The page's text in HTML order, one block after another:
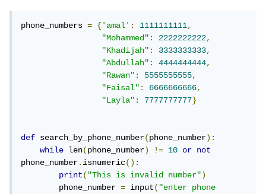
phone_numbers = {'amal': 1111111111,
"Mohammed": 2222222222,
"Khadijah": 3333333333,
"Abdullah": 4444444444,
"Rawan": 5555555555,
"Faisal": 6666666666,
"Layla": 7777777777}
def search_by_phone_number(phone_number):
while len(phone_number) != 10 or
not
phone_number.isnumeric():
print("This is invalid number")
        phone_number
= input("enter phone